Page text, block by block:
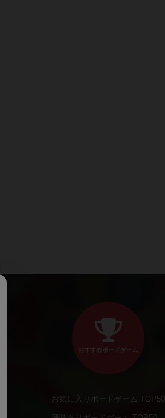
おすすめボードゲーム
お気に入りボードゲーム TOP50